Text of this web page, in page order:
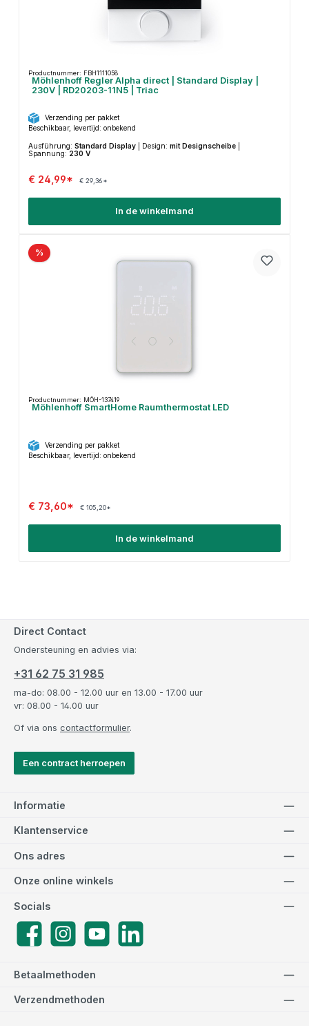
Productnummer: FBH1111058
Möhlenhoff Regler Alpha direct | Standard Display |
230V | RD20203-11N5 | Triac
Verzending per pakket
Beschikbaar, levertijd: onbekend
Ausführung: Standard Display Design: mit Designscheibe
Spannung: 230 V
€ 24,99* € 29,36*
In de winkelmand
%
Productnummer: MÖH-137419
Möhlenhoff SmartHome Raumthermostat LED
Verzending per pakket
Beschikbaar, levertijd: onbekend
€ 73,60* € 105,20*
In de winkelmand
Direct Contact
Ondersteuning en advies via:
+31 62 75 31 985
ma-do: 08.00 - 12.00 uur en 13.00 - 17.00 uur
vr: 08.00 - 14.00 uur
Of via ons contactformulier.
Een contract herroepen
Informatie
Klantenservice
Betaalmethoden
Verzendmethoden
Ons adres
Socials
FacebookInstagramYouTube
Onze online winkels